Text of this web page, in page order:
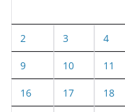
2 3 4
9 10 11
16 17 18